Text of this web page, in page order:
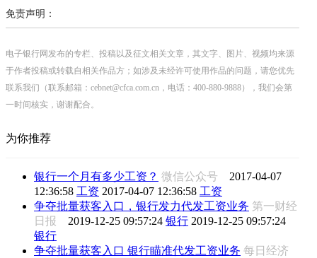
免责声明：
电子银行网发布的专栏、投稿以及征文相关文章，其文字、图片、视频均来源
于作者投稿或转载自相关作品方；如涉及未经许可使用作品的问题，请您优先
联系我们（联系邮箱：cebnet@cfca.com.cn，电话：400-880-9888），我们会第
一时间核实，谢谢配合。
为你推荐
银行一个月有多少工资？ 微信公众号 2017-04-07
12:36:58 工资 2017-04-07 12:36:58 工资
争夺批量获客入口，银行发力代发工资业务 第一财经
日报 2019-12-25 09:57:24 银行 2019-12-25 09:57:24
银行
争夺批量获客入口 银行瞄准代发工资业务 每日经济